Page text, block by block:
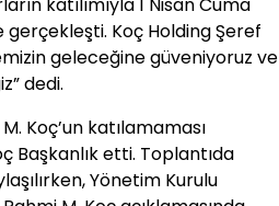
katılımıyla 1 Nisan Cuma
Koç Holding Şeref
geleceğine güveniyoruz ve
dedi.
Koç’un katılamaması
Başkanlık etti. Toplantıda
Yönetim Kurulu